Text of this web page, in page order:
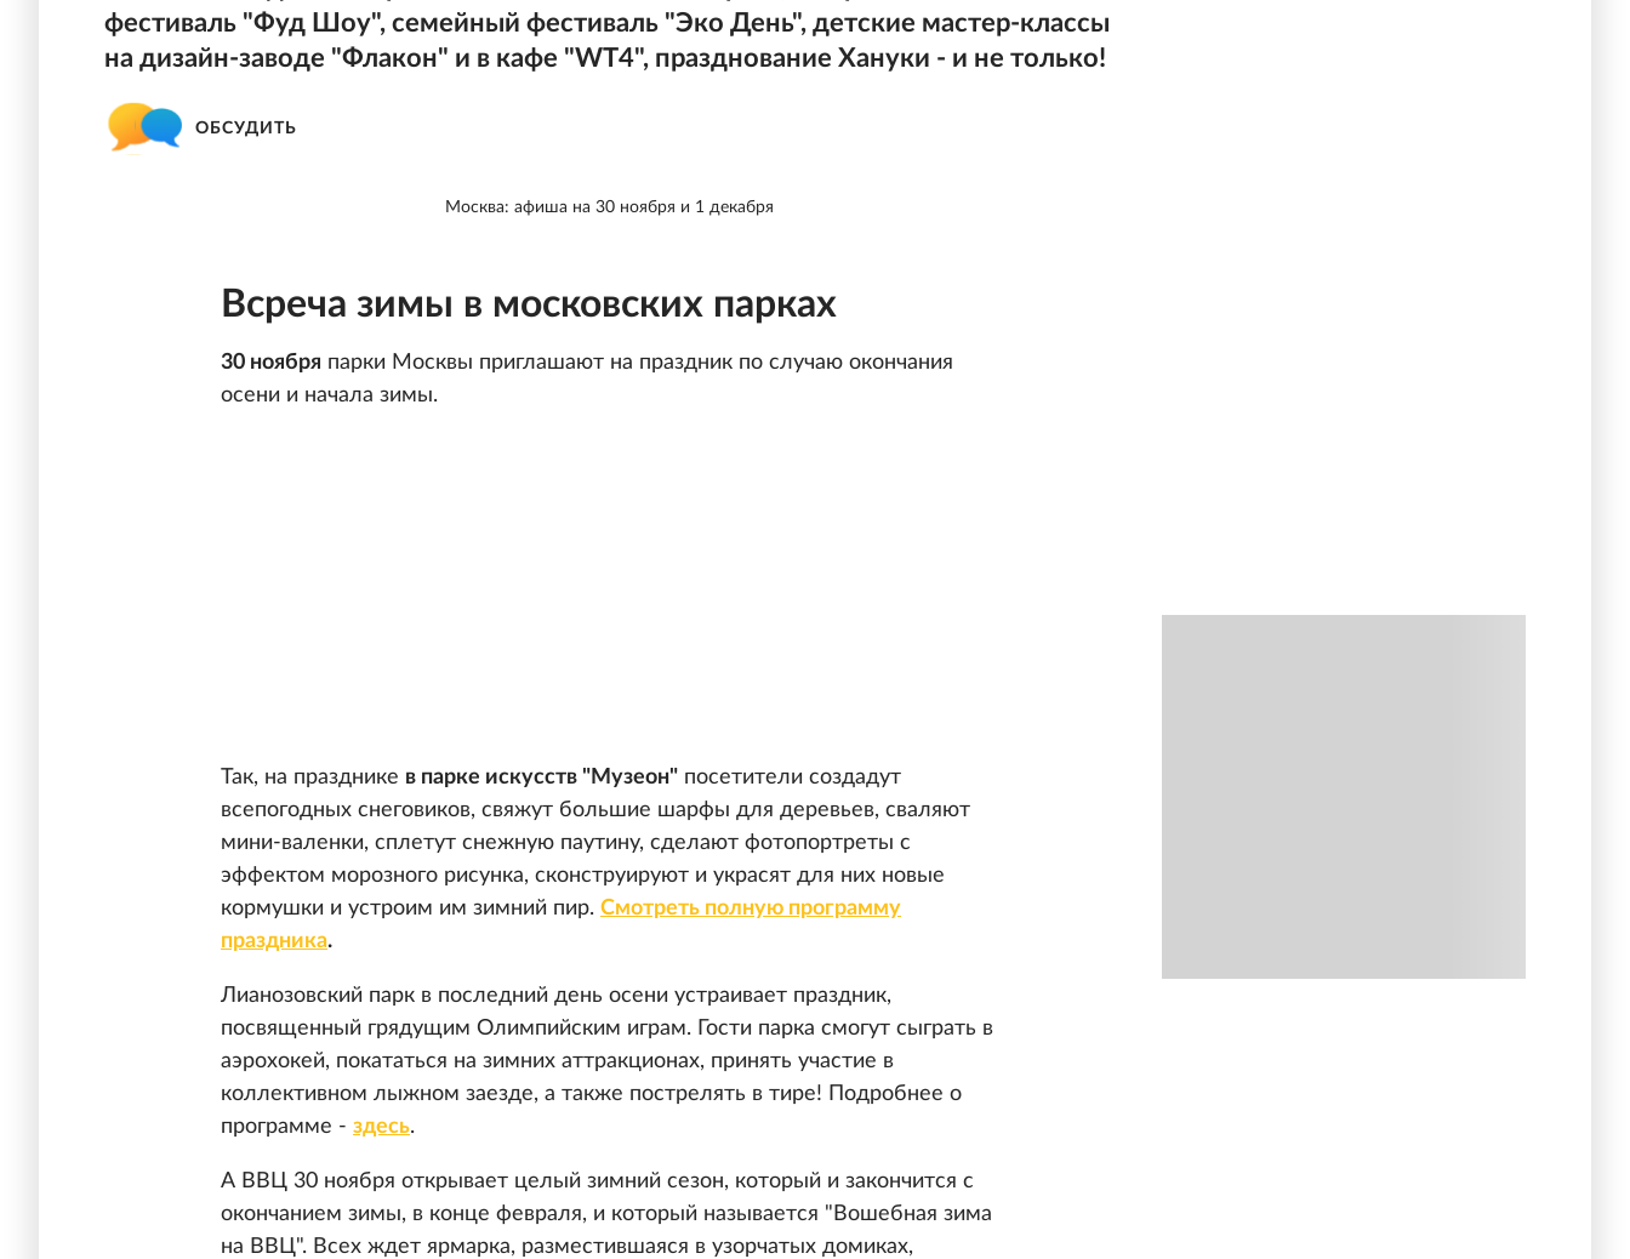
фестиваль "Фуд Шоу", семейный фестиваль "Эко День", детские мастер-классы
на дизайн-заводе "Флакон" и в кафе "WT4", празднование Хануки - и не только!
ОБСУДИТЬ
Москва: афиша на 30 ноября и 1 декабря
Всреча зимы в московских парках
30 ноября парки Москвы приглашают на праздник по случаю окончания
осени и начала зимы.
Так, на празднике в парке искусств "Музеон" посетители создадут
всепогодных снеговиков, свяжут большие шарфы для деревьев, сваляют
мини-валенки, сплетут снежную паутину, сделают фотопортреты с
эффектом морозного рисунка, сконструируют и украсят для них новые
кормушки и устроим им зимний пир. Смотреть полную программу
праздника.
Лианозовский парк в последний день осени устраивает праздник,
посвященный грядущим Олимпийским играм. Гости парка смогут сыграть в
аэрохокей, покататься на зимних аттракционах, принять участие в
коллективном лыжном заезде, а также пострелять в тире! Подробнее о
программе - здесь.
А ВВЦ 30 ноября открывает целый зимний сезон, который и закончится с
окончанием зимы, в конце февраля, и который называется "Вошебная зима
на ВВЦ". Всех ждет ярмарка, разместившаяся в узорчатых домиках,